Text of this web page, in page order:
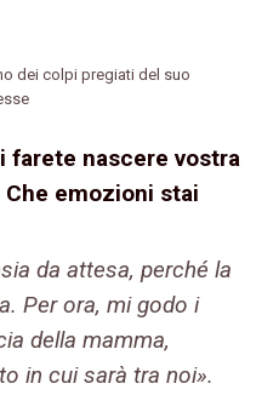
dei colpi pregiati del suo
farete nascere vostra
emozioni stai
da attesa, perché la
Per ora, mi godo i
della mamma,
in cui sarà tra noi».